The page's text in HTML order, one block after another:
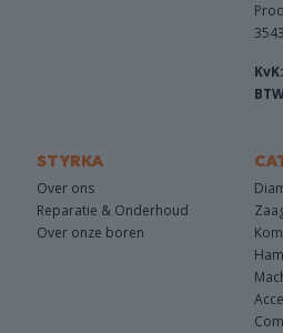
KvK:
STYRKA
Over ons
Reparatie & Onderhoud
Over onze boren